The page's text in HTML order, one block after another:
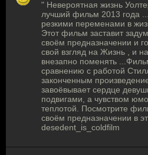
" Невероятная жизнь
лучший фильм 2013 года
резкими переменами в
Этот фильм заставит
своём предназначении и
свой взгляд на Жизнь , и
внезапно поменять
сравнению с работой
законченным
завоёвывает сердце
подвигами, а чувством
теплотой. Посмотрите
своём предназначении в
desedent_is_coldfilm